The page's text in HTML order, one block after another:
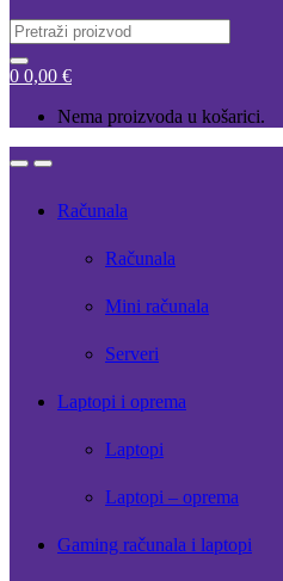
Search
for:
0 0,00 €
Nema proizvoda u košarici.
OpenClose
Računala
Računala
Mini računala
Serveri
Laptopi i oprema
Laptopi
Laptopi – oprema
Gaming računala i laptopi